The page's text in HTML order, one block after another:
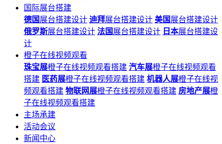
国际展台搭建
德国 展台搭建设计 迪拜展台搭建设计 美国 展台搭建设计
俄罗斯展台搭建设计 法国 展台搭建设计 日本展台搭建设
计
橙子在线视频观看
珠宝展橙子在线视频观看搭建 汽车展橙子在线视频观看
搭建 医药展橙子在线视频观看搭建 机器人展橙子在线视
频观看搭建 物联网展橙子在线视频观看搭建 房地产展橙
子在线视频观看搭建
主场承建
活动会议
新闻中心